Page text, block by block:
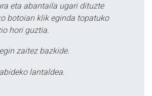
eta abantaila ugari dituzte
botoian klik eginda topatuko
hori guztia.
zaitez bazkide.
lantaldea.